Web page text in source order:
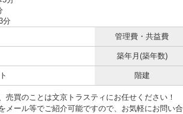
分
管理費・共益費
築年月(築年数)
階建
売買のことは文京トラスティにお任せください！
メール等でご紹介可能ですので、お気軽にお問い合